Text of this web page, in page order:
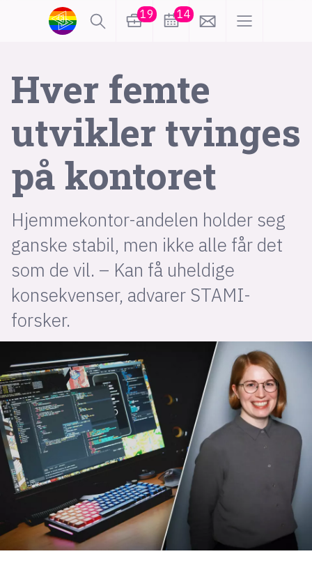
19 14
Hver femte
utvikler tvinges
på kontoret
Hjemmekontor-andelen holder seg
ganske stabil, men ikke alle får det
som de vil. – Kan få uheldige
konsekvenser, advarer STAMI-
forsker.
lønn
karriere
meninger
utdanning sikkerhet
design
tilgjengelighet
ukas koder
hobby
lys modus
mørk modus
nyhetsbrev
kode24-klubben
LinkedIn
Bluesky
Facebook